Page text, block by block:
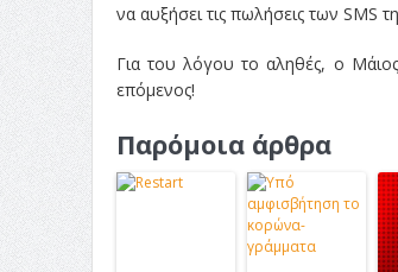
να αυξήσει τις πωλήσεις των SMS
Για του λόγου το αληθές, ο
επόμενος!
Παρόμοια άρθρα